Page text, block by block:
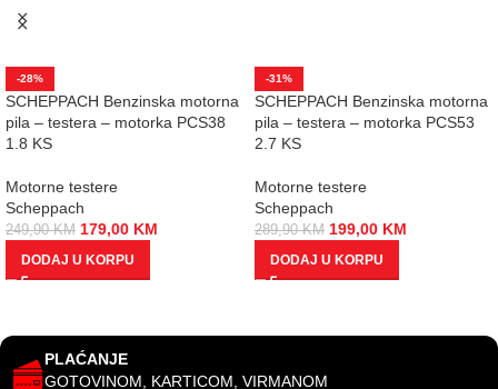
-28%
SCHEPPACH Benzinska motorna
pila – testera – motorka PCS38
1.8 KS
Motorne testere
Scheppach
249,90KM 179,00 KM
DODAJ U KORPU
-31%
SCHEPPACH Benzinska motorna
pila – testera – motorka PCS53
2.7 KS
Motorne testere
Scheppach
289,90KM 199,00 KM
DODAJ U KORPU
PLAĆANJE
GOTOVINOM, KARTICOM, VIRMANOM